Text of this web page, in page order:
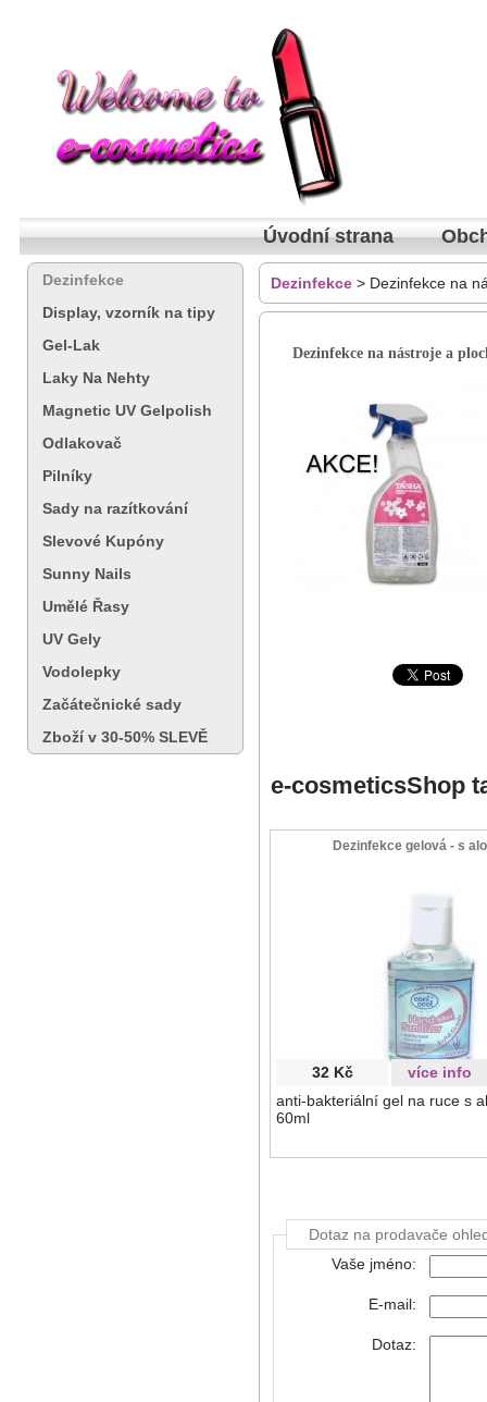
Úvodní strana
Dezinfekce
Display, vzorník na tipy
Gel-Lak
Laky Na Nehty
Magnetic UV Gelpolish
Odlakovač
Pilníky
Sady na razítkování
Slevové Kupóny
Sunny Nails
Umělé Řasy
UV Gely
Vodolepky
Začátečnické sady
Zboží v 30-50% SLEVĚ
Dezinfekce > Dezinfekce na
Dezinfekce na nástroje a
e-cosmeticsShop
Dezinfekce gelová - s
32 Kč
více info
anti-bakteriální gel na ruce s
60ml
Dotaz na prodavače
Vaše jméno:
E-mail:
Dotaz: